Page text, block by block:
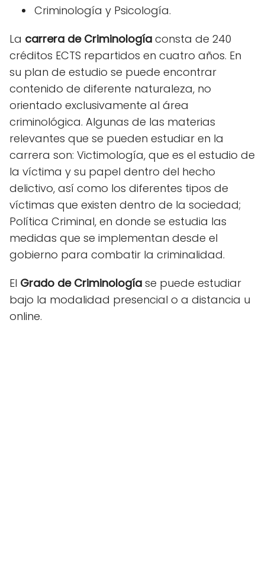
Criminología y Psicología.
La carrera de Criminología consta de 240
créditos ECTS repartidos en cuatro años. En
su plan de estudio se puede encontrar
contenido de diferente naturaleza, no
orientado exclusivamente al área
criminológica. Algunas de las materias
relevantes que se pueden estudiar en la
carrera son: Victimología, que es el estudio de
la víctima y su papel dentro del hecho
delictivo, así como los diferentes tipos de
víctimas que existen dentro de la sociedad;
Política Criminal, en donde se estudia las
medidas que se implementan desde el
gobierno para combatir la criminalidad.
El Grado de Criminología se puede estudiar
bajo la modalidad presencial o a distancia u
online.